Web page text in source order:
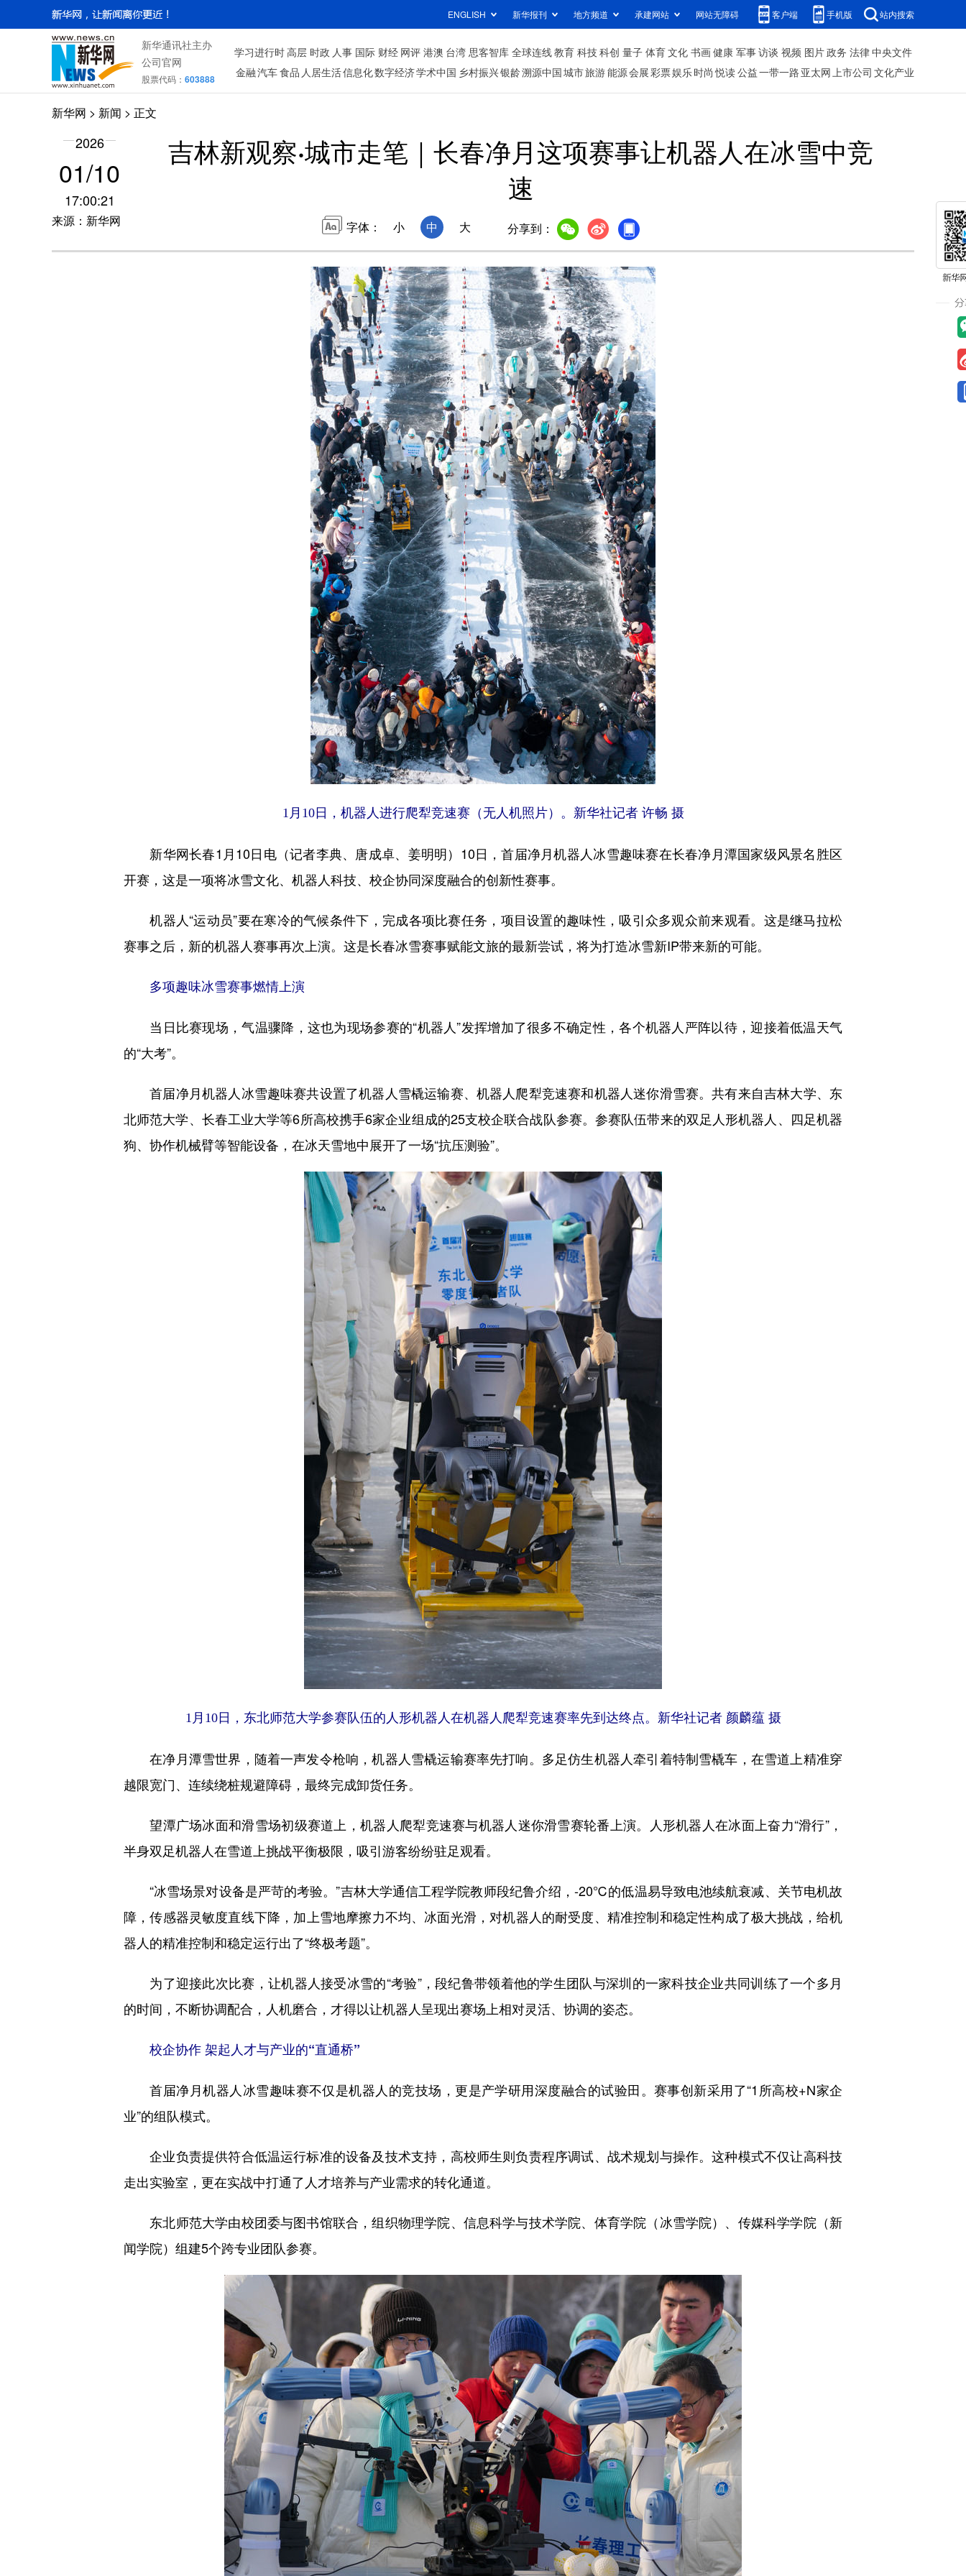
ENGLISH 新华报刊 地方频道 承建网站 网站无障碍 客户端 手机版 站内搜索
新华通讯社主办
公司官网
股票代码： 603888
学习进行时高层 时政 人事 国际 财经 网评 港澳 台湾 思客智库 全球连线教育 科技科创 量子 体育文化 书画健康 军事访谈 视频 图片政务 法律中央文件
金融汽车食品 人居生活信息化数字经济学术中国 乡村振兴银龄溯源中国城市旅游能源会展彩票娱乐时尚 悦读公益一带一路 亚太网上市公司 文化产业
新华网 > 新闻 > 正文
2026
01/10
17:00:21
来源：新华网
吉林新观察·城市走笔｜长春净月这项赛事让机器人在冰雪中竞
速
字体： 小 中 大 分享到：
1月10日，机器人进行爬犁竞速赛（无人机照片）。新华社记者 许畅 摄
新华网长春1月10日电（记者李典、唐成卓、姜明明）10日，首届净月机器人冰雪趣味赛在长春净月潭国家级风景名胜区
开赛，这是一项将冰雪文化、机器人科技、校企协同深度融合的创新性赛事。
机器人“运动员”要在寒冷的气候条件下，完成各项比赛任务，项目设置的趣味性，吸引众多观众前来观看。这是继马拉松
赛事之后，新的机器人赛事再次上演。这是长春冰雪赛事赋能文旅的最新尝试，将为打造冰雪新IP带来新的可能。
多项趣味冰雪赛事燃情上演
当日比赛现场，气温骤降，这也为现场参赛的“机器人”发挥增加了很多不确定性，各个机器人严阵以待，迎接着低温天气
的“大考”。
首届净月机器人冰雪趣味赛共设置了机器人雪橇运输赛、机器人爬犁竞速赛和机器人迷你滑雪赛。共有来自吉林大学、东
北师范大学、长春工业大学等6所高校携手6家企业组成的25支校企联合战队参赛。参赛队伍带来的双足人形机器人、四足机器
狗、协作机械臂等智能设备，在冰天雪地中展开了一场“抗压测验”。
1月10日，东北师范大学参赛队伍的人形机器人在机器人爬犁竞速赛率先到达终点。新华社记者 颜麟蕴 摄
在净月潭雪世界，随着一声发令枪响，机器人雪橇运输赛率先打响。多足仿生机器人牵引着特制雪橇车，在雪道上精准穿
越限宽门、连续绕桩规避障碍，最终完成卸货任务。
望潭广场冰面和滑雪场初级赛道上，机器人爬犁竞速赛与机器人迷你滑雪赛轮番上演。人形机器人在冰面上奋力“滑行”，
半身双足机器人在雪道上挑战平衡极限，吸引游客纷纷驻足观看。
“冰雪场景对设备是严苛的考验。”吉林大学通信工程学院教师段纪鲁介绍，-20℃的低温易导致电池续航衰减、关节电机故
障，传感器灵敏度直线下降，加上雪地摩擦力不均、冰面光滑，对机器人的耐受度、精准控制和稳定性构成了极大挑战，给机
器人的精准控制和稳定运行出了“终极考题”。
为了迎接此次比赛，让机器人接受冰雪的“考验”，段纪鲁带领着他的学生团队与深圳的一家科技企业共同训练了一个多月
的时间，不断协调配合，人机磨合，才得以让机器人呈现出赛场上相对灵活、协调的姿态。
校企协作 架起人才与产业的“直通桥”
首届净月机器人冰雪趣味赛不仅是机器人的竞技场，更是产学研用深度融合的试验田。赛事创新采用了“1所高校+N家企
业”的组队模式。
企业负责提供符合低温运行标准的设备及技术支持，高校师生则负责程序调试、战术规划与操作。这种模式不仅让高科技
走出实验室，更在实战中打通了人才培养与产业需求的转化通道。
东北师范大学由校团委与图书馆联合，组织物理学院、信息科学与技术学院、体育学院（冰雪学院）、传媒科学学院（新
闻学院）组建5个跨专业团队参赛。